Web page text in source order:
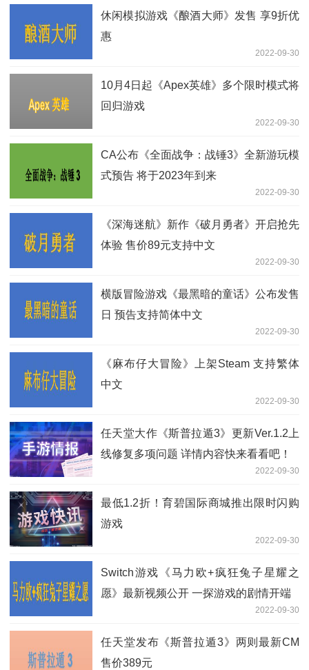
休闲模拟游戏《酿酒大师》发售 享9折优
惠
2022-09-30
10月4日起《Apex英雄》多个限时模式将
回归游戏
2022-09-30
CA公布《全面战争：战锤3》全新游玩模
式预告 将于2023年到来
2022-09-30
《深海迷航》新作《破月勇者》开启抢先
体验 售价89元支持中文
2022-09-30
横版冒险游戏《最黑暗的童话》公布发售
日 预告支持简体中文
2022-09-30
《麻布仔大冒险》上架Steam 支持繁体
中文
2022-09-30
任天堂大作《斯普拉遁3》更新Ver.1.2上
线修复多项问题 详情内容快来看看吧！
2022-09-30
最低1.2折！育碧国际商城推出限时闪购
游戏
2022-09-30
Switch游戏《马力欧+疯狂兔子星耀之
愿》最新视频公开 一探游戏的剧情开端
2022-09-30
任天堂发布《斯普拉遁3》两则最新CM
售价389元